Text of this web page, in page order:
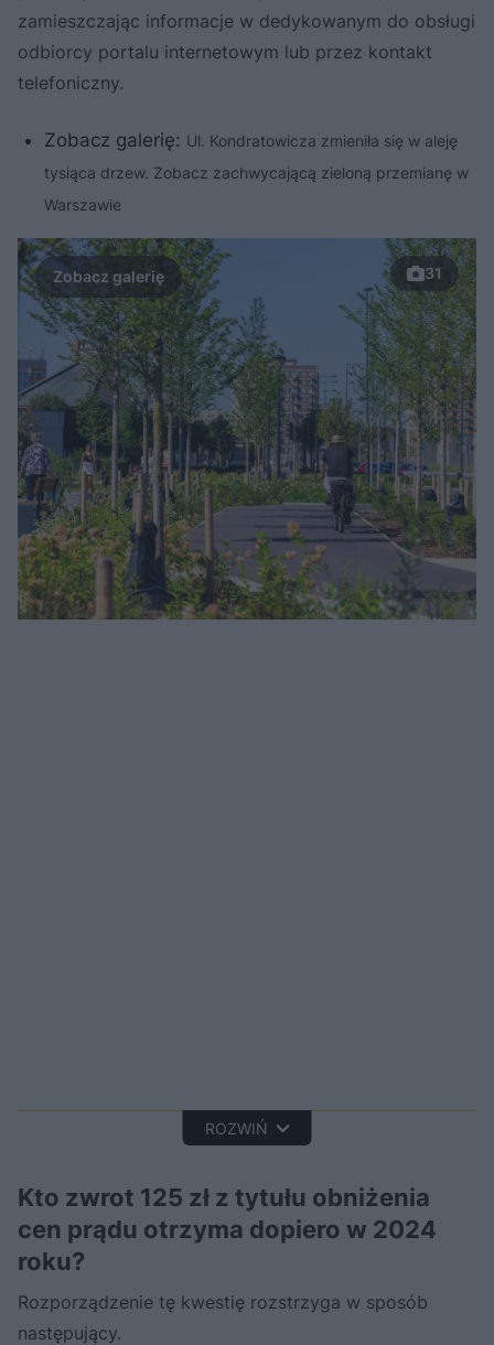
zamieszczając informacje w dedykowanym do obsługi
odbiorcy portalu internetowym lub przez kontakt
telefoniczny.
Zobacz galerię: Ul. Kondratowicza zmieniła się w aleję
tysiąca drzew. Zobacz zachwycającą zieloną przemianę w
Warszawie
31
ROZWIŃ
Kto zwrot 125 zł z tytułu obniżenia
cen prądu otrzyma dopiero w 2024
roku?
Rozporządzenie tę kwestię rozstrzyga w sposób
następujący.